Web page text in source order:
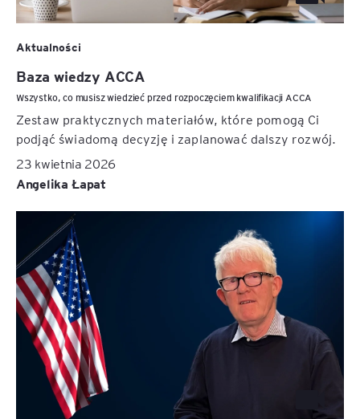
Aktualności
Baza wiedzy ACCA
Wszystko, co musisz wiedzieć przed rozpoczęciem kwalifikacji ACCA
Zestaw praktycznych materiałów, które pomogą Ci
podjąć świadomą decyzję i zaplanować dalszy rozwój.
23 kwietnia 2026
Angelika Łapat